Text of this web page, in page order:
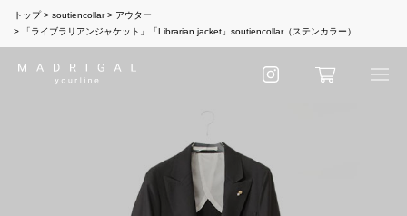
トップ soutiencollar
アウター
「ライブラリアンジャケット」「Librarian jacket」soutiencollar（ステンカラー）